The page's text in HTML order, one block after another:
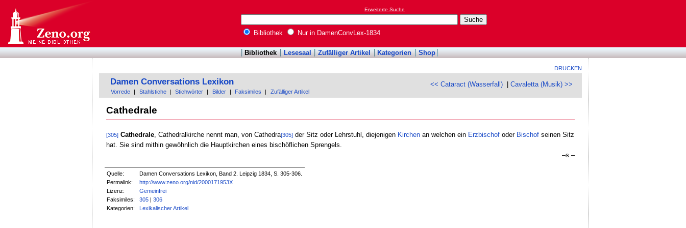
Erweiterte Suche
Bibliothek Nur in DamenConvLex-1834
Bibliothek Lesesaal Zufälliger Artikel Kategorien Shop
DRUCKEN
<< Cataract (Wasserfall) |Cavaletta (Musik) >>
Damen Conversations Lexikon
Vorrede Stahlstiche Stichwörter Bilder Faksimiles Zufälliger Artikel
Cathedrale
[305] Cathedrale, Cathedralkirche nennt man, von Cathedra[305]der Sitz oder Lehrstuhl, diejenigen Kirchenan welchen ein Erzbischofoder Bischofseinen Sitz
hat. Sie sind mithin gewöhnlich die Hauptkirchen eines bischöflichen Sprengels.
–s.–
Quelle:
Damen Conversations Lexikon, Band 2. Leipzig 1834, S. 305-306.
Permalink:
http://www.zeno.org/nid/2000171953X
Lizenz:
Gemeinfrei
Faksimiles:
305 |306
Kategorien:
Lexikalischer Artikel